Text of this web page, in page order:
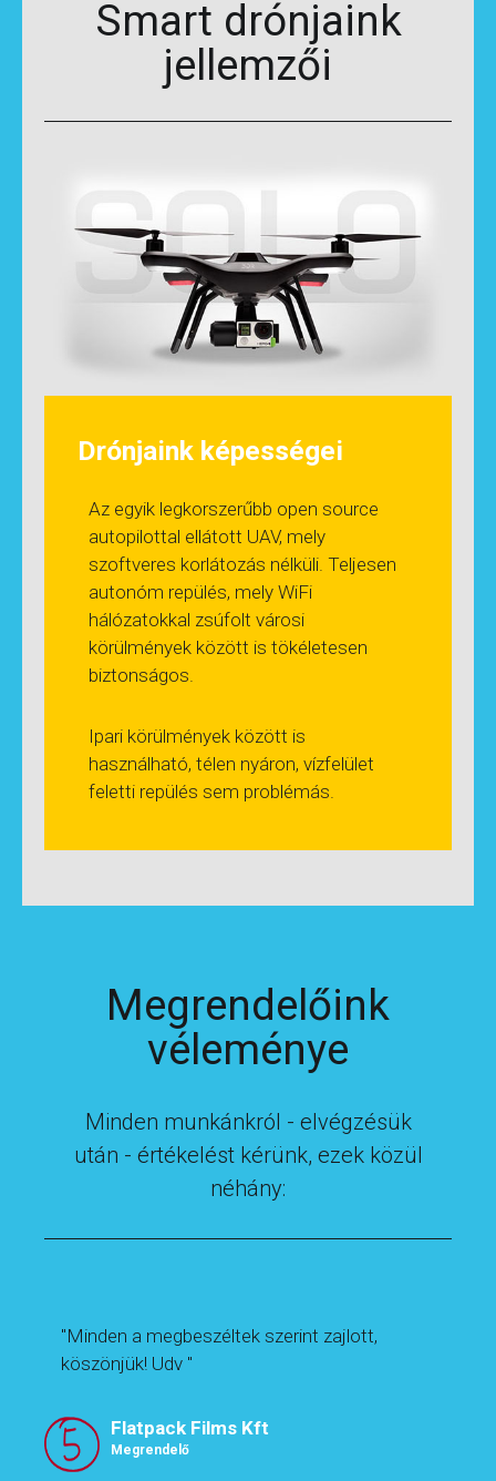
Smart drónjaink
jellemzői
Drónjaink képességei
Az egyik legkorszerűbb open source
autopilottal ellátott UAV, mely
szoftveres korlátozás nélküli. Teljesen
autonóm repülés, mely WiFi
hálózatokkal zsúfolt városi
körülmények között is tökéletesen
biztonságos.
Ipari körülmények között is
használható, télen nyáron, vízfelület
feletti repülés sem problémás.
Megrendelőink
véleménye
Minden munkánkról - elvégzésük
után - értékelést kérünk, ezek közül
néhány:
"Minden a megbeszéltek szerint zajlott,
köszönjük! Udv "
Flatpack Films Kft
Megrendelő